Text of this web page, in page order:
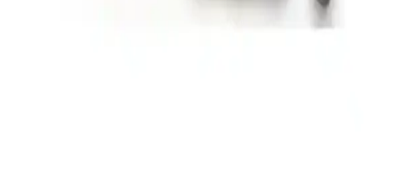
Progemei GM-566, kablosuz kullanımı, çok fonksiyonlu tasarımı ve